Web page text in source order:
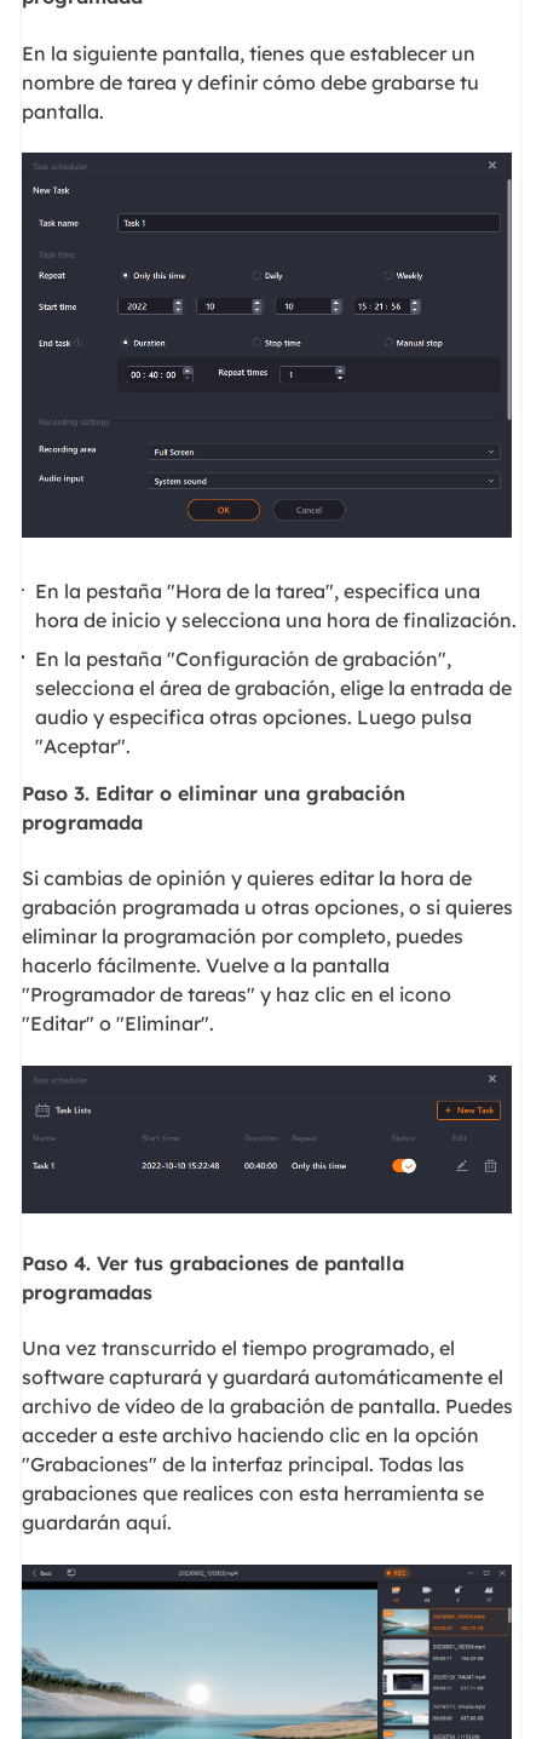
En la siguiente pantalla, tienes que establecer un
nombre de tarea y definir cómo debe grabarse tu
pantalla.
En la pestaña "Hora de la tarea", especifica una
hora de inicio y selecciona una hora de finalización.
En la pestaña "Configuración de grabación",
selecciona el área de grabación, elige la entrada de
audio y especifica otras opciones. Luego pulsa
"Aceptar".
Paso 3. Editar o eliminar una grabación
programada
Si cambias de opinión y quieres editar la hora de
grabación programada u otras opciones, o si quieres
eliminar la programación por completo, puedes
hacerlo fácilmente. Vuelve a la pantalla
"Programador de tareas" y haz clic en el icono
"Editar" o "Eliminar".
Paso 4. Ver tus grabaciones de pantalla
programadas
Una vez transcurrido el tiempo programado, el
software capturará y guardará automáticamente el
archivo de vídeo de la grabación de pantalla. Puedes
acceder a este archivo haciendo clic en la opción
"Grabaciones" de la interfaz principal. Todas las
grabaciones que realices con esta herramienta se
guardarán aquí.